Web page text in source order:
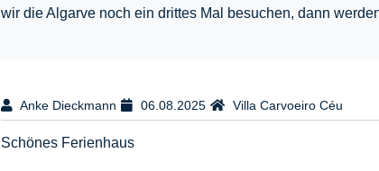
wir die Algarve noch ein drittes Mal besuchen, dann
Anke Dieckmann 06.08.2025 Villa Carvoeiro Céu
Schönes Ferienhaus